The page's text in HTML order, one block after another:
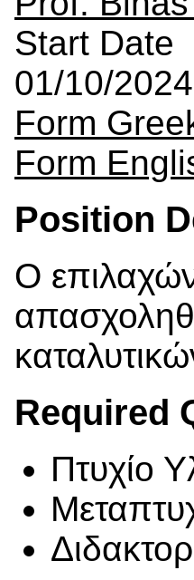
Start Date
01/10/2024
Form
Form
Position
Ο
Required
Πτυχίο